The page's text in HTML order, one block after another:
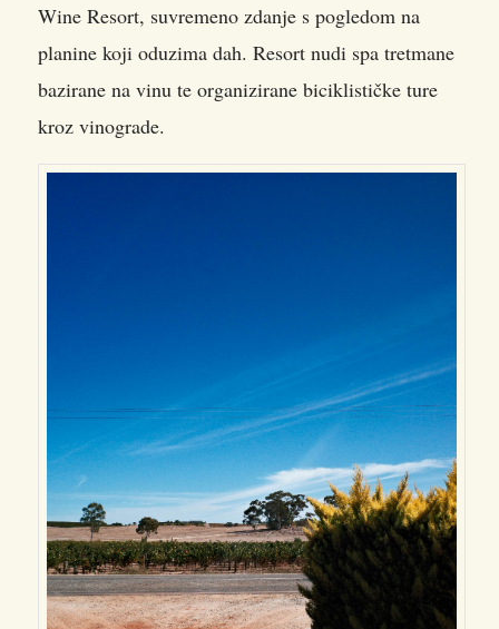
Wine Resort, suvremeno zdanje s pogledom na
planine koji oduzima dah. Resort nudi spa tretmane
bazirane na vinu te organizirane biciklističke ture
kroz vinograde.